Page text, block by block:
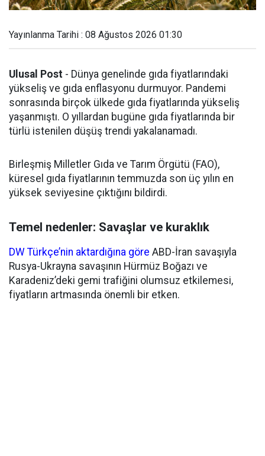
Yayınlanma Tarihi : 08 Ağustos 2026 01:30
Ulusal Post - Dünya genelinde gıda fiyatlarındaki
yükseliş ve gıda enflasyonu durmuyor. Pandemi
sonrasında birçok ülkede gıda fiyatlarında yükseliş
yaşanmıştı. O yıllardan bugüne gıda fiyatlarında bir
türlü istenilen düşüş trendi yakalanamadı.
Birleşmiş Milletler Gıda ve Tarım Örgütü (FAO),
küresel gıda fiyatlarının temmuzda son üç yılın en
yüksek seviyesine çıktığını bildirdi.
Temel nedenler: Savaşlar ve kuraklık
DW Türkçe’nin aktardığına göre ABD-İran savaşıyla
Rusya-Ukrayna savaşının Hürmüz Boğazı ve
Karadeniz’deki gemi trafiğini olumsuz etkilemesi,
fiyatların artmasında önemli bir etken.